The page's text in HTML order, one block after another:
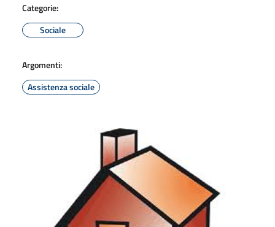
Categorie:
Sociale
Argomenti:
Assistenza sociale